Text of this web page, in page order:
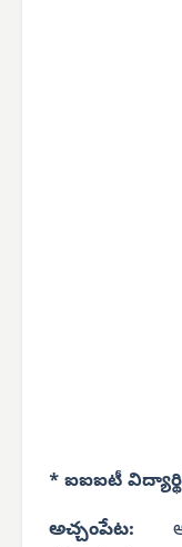
* ఐఐఐటీ
అచ్చంపేట: